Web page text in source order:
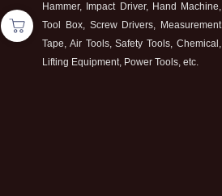
Hammer, Impact Driver, Hand Machine,
Tool Box, Screw Drivers, Measurement
Tape, Air Tools, Safety Tools, Chemical,
Lifting Equipment, Power Tools, etc.